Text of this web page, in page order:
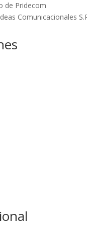
de Pridecom
Comunicacionales